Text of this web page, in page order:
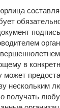
в
может
нескольким
получать